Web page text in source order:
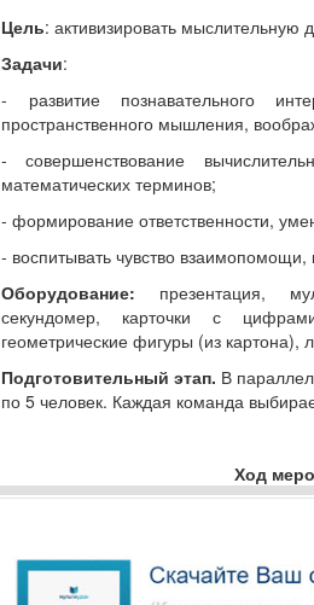
Цель: активизировать мыслительную
Задачи:
- развитие познавательного
пространственного мышления,
- совершенствование
математических терминов;
- формирование ответственности,
- воспитывать чувство взаимопомощи,
Оборудование: презентация,
секундомер, карточки с
геометрические фигуры (из
Подготовительный этап. В
по 5 человек. Каждая команда
Ход
Звучитпесня«Чему учат в школе»